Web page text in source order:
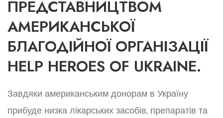
ПРЕДСТАВНИЦТВОМ
АМЕРИКАНСЬКОЇ
БЛАГОДІЙНОЇ ОРГАНІЗАЦІЇ
HELP HEROES OF UKRAINE.
Завдяки американським донорам в Україну
прибуде низка лікарських засобів, препаратів та